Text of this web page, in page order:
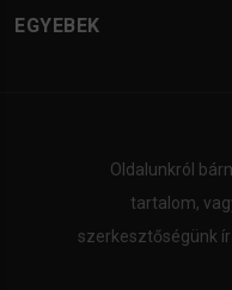
EGYEBEK
Oldalunkról
tartalom,
szerkesztőségünk